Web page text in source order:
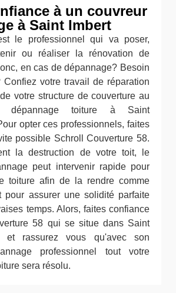
à un couvreur
à Saint Imbert
le professionnel qui va poser,
ou réaliser la rénovation de
en cas de dépannage? Besoin
Confiez votre travail de réparation
votre structure de couverture au
dépannage toiture à Saint
opter ces professionnels, faites
possible Schroll Couverture 58.
la destruction de votre toit, le
peut intervenir rapide pour
toiture afin de la rendre comme
pour assurer une solidité parfaite
temps. Alors, faites confiance
58 qui se situe dans Saint
et rassurez vous qu'avec son
professionnel tout votre
sera résolu.